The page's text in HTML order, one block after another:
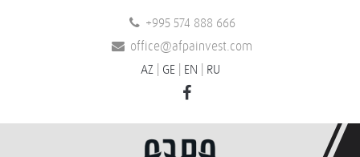
+995 574 888 666
office@afpainvest.com
AZ| GE| EN RU